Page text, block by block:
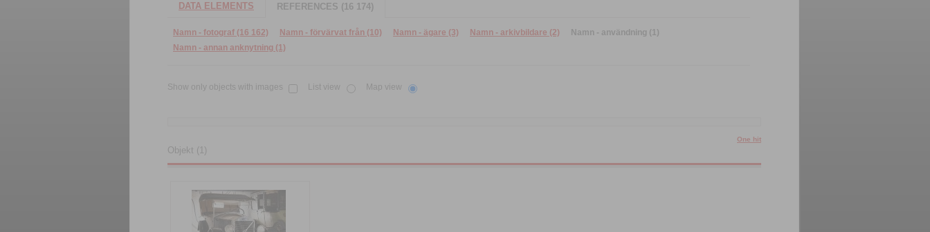
DATA ELEMENTS REFERENCES (16 174)
Namn - fotograf (16 162) Namn - förvärvat från (10) Namn - ägare (3) Namn - arkivbildare (2)
Namn - användning (1)
Namn - annan anknytning (1)
Show only objects with images List view Map view
One hit
Objekt (1)